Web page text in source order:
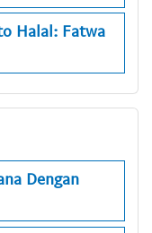
Halal: Fatwa
Dengan